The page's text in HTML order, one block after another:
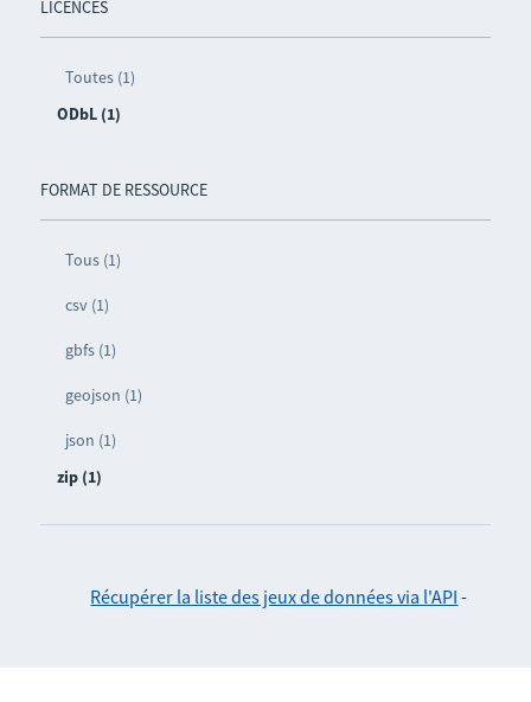
LICENCES
Toutes (1)
ODbL (1)
FORMAT DE RESSOURCE
Tous (1)
csv (1)
gbfs (1)
geojson (1)
json (1)
zip (1)
Récupérer la liste des jeux de données via l'API -